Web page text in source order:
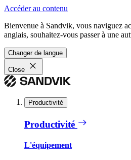
Accéder au contenu
Bienvenue à Sandvik, vous naviguez
anglais, souhaitez-vous passer à une
Changer de langue
Close
Productivité
Productivité
L'équipement